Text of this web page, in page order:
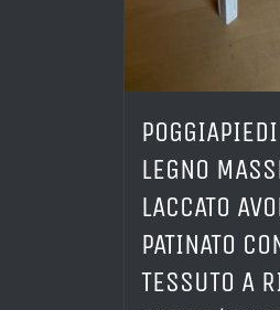
LEGNO
LACCATO
PATINATO
TESSUTO A